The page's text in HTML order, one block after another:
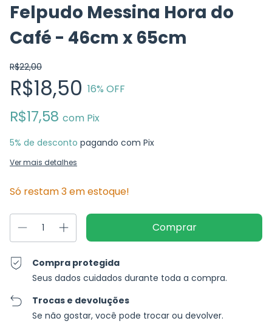
Felpudo Messina Hora do
Café - 46cm x 65cm
R$22,00
R$18,50 16% OFF
R$17,58 com Pix
5% de desconto pagando com Pix
Ver mais detalhes
Só restam3em estoque!
Compra protegida
Seus dados cuidados durante toda a compra.
Trocas e devoluções
Se não gostar, você pode trocar ou devolver.